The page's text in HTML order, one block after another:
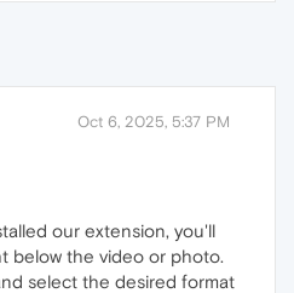
Oct 6, 2025, 5:37 PM
our extension, you'll
below the video or photo.
select the desired format